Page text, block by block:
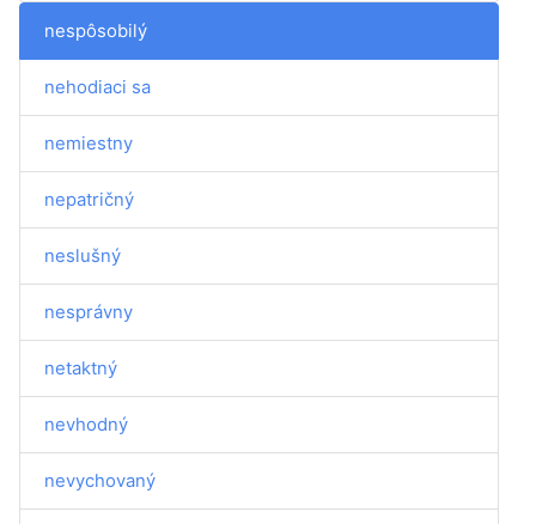
nespôsobilý
nehodiaci sa
nemiestny
nepatričný
neslušný
nesprávny
netaktný
nevhodný
nevychovaný